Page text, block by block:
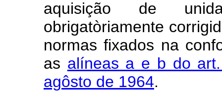
aquisição de
obrigatòriamente
normas fixados na
as alíneas a e b do
agôsto de 1964.